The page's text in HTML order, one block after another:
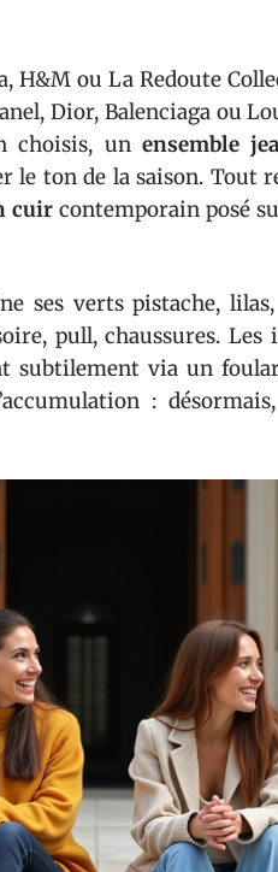
H&M ou La Redoute
Dior, Balenciaga ou
choisis, un ensemble
le ton de la saison. Tout
cuircontemporain posé
ses verts pistache,
pull, chaussures.
subtilement via un
: